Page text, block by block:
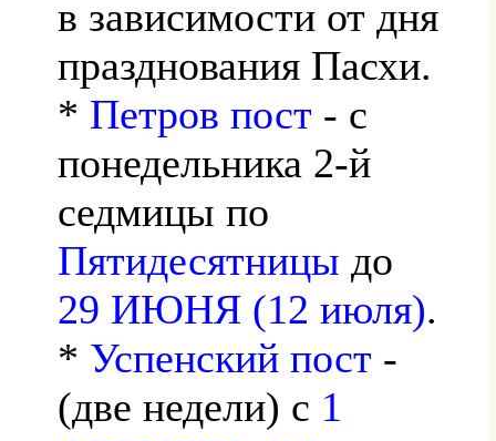
в зависимости от дня
празднования Пасхи.
* Петров пост - с
понедельника 2-й
седмицы по
Пятидесятницы до
29 ИЮНЯ (12 июля).
* Успенский пост -
(две недели) с 1